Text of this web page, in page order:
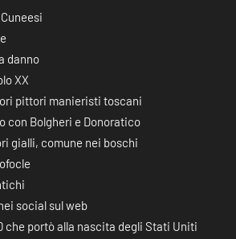
danno
XX
pittori manieristi toscani
con Bolgheri e Donoratico
gialli, comune nei boschi
social sul web
che portò alla nascita degli Stati Uniti